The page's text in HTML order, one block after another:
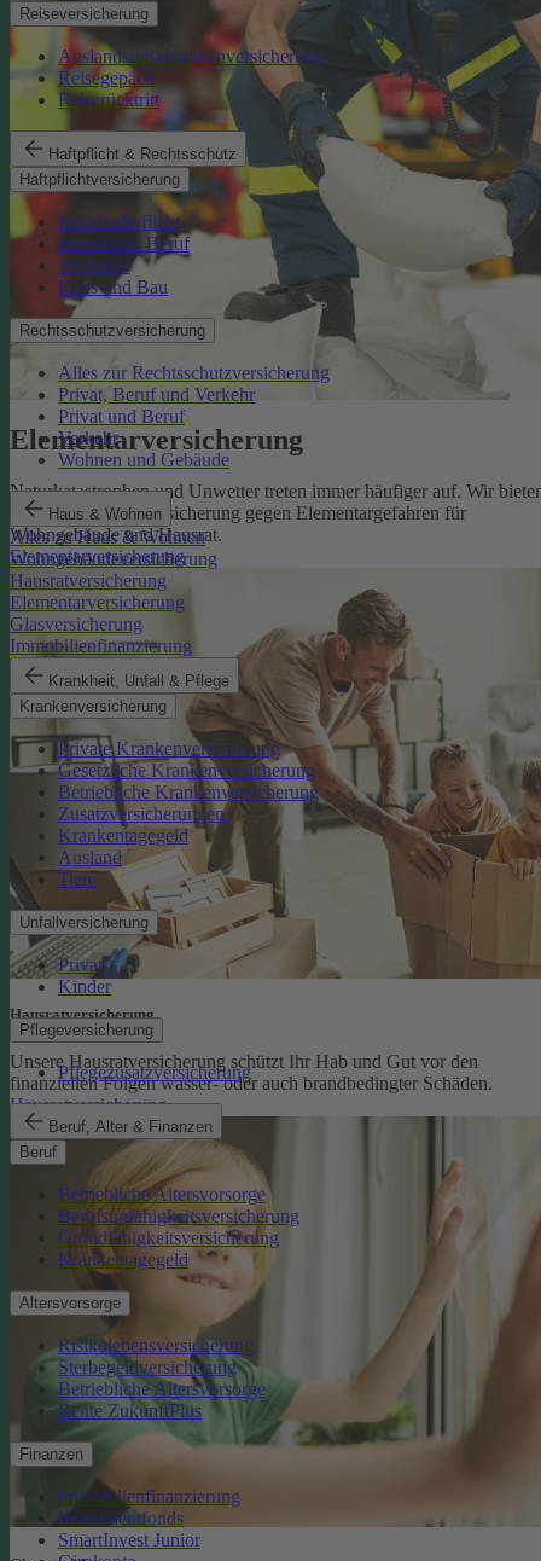
Reiseversicherung
Auslandsreisekrankenversicherung
Reisegepäck
Reiserücktritt
Haftpflicht & Rechtsschutz
Haftpflichtversicherung
Privathaftpflicht
Dienst und Beruf
Tierhalter
Haus und Bau
Rechtsschutzversicherung
Alles zur Rechtsschutzversicherung
Privat, Beruf und Verkehr
Privat und Beruf
Verkehr
Wohnen und Gebäude
Haus & Wohnen
Alles zu Haus & Wohnen
Wohngebäudeversicherung
Hausratversicherung
Elementarversicherung
Glasversicherung
Immobilienfinanzierung
Krankheit, Unfall & Pflege
Krankenversicherung
Private Krankenversicherung
Gesetzliche Krankenversicherung
Betriebliche Krankenversicherung
Zusatzversicherungen
Krankentagegeld
Ausland
Tiere
Unfallversicherung
Privat
Kinder
Pflegeversicherung
Pflegezusatzversicherung
Beruf, Alter & Finanzen
Beruf
Betriebliche Altersvorsorge
Berufsunfähigkeitsversicherung
Grundfähigkeitsversicherung
Krankentagegeld
Altersvorsorge
Risikolebensversicherung
Sterbegeldversicherung
Betriebliche Altersvorsorge
Rente ZukunftPlus
Finanzen
Immobilienfinanzierung
Investmentfonds
SmartInvest Junior
Elementarversicherung
Naturkatastrophen und Unwetter treten immer häufiger auf. Wir
eine zuverlässige Absicherung gegen Elementargefahren für
Wohngebäude und Hausrat.
Elementarversicherung
Hausratversicherung
Unsere Hausratversicherung schützt Ihr Hab und Gut vor den
finanziellen Folgen wasser- oder auch brandbedingter Schäden.
Hausratversicherung